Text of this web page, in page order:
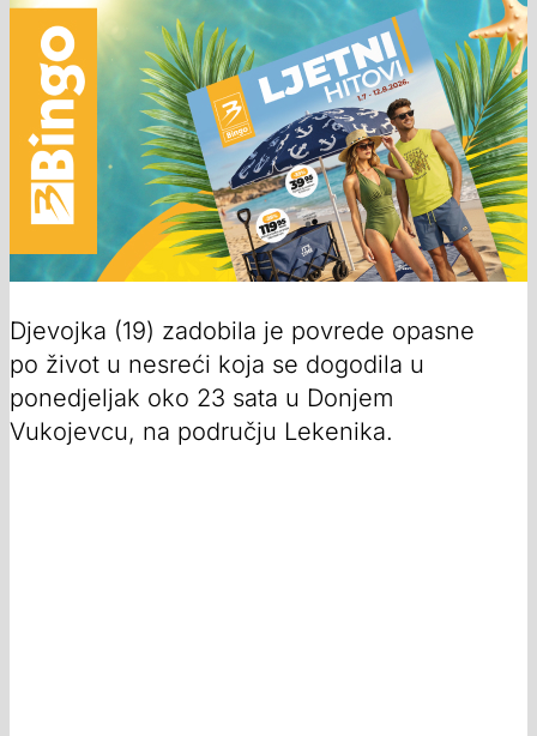
Djevojka (19) zadobila je povrede opasne
po život u nesreći koja se dogodila u
ponedjeljak oko 23 sata u Donjem
Vukojevcu, na području Lekenika.